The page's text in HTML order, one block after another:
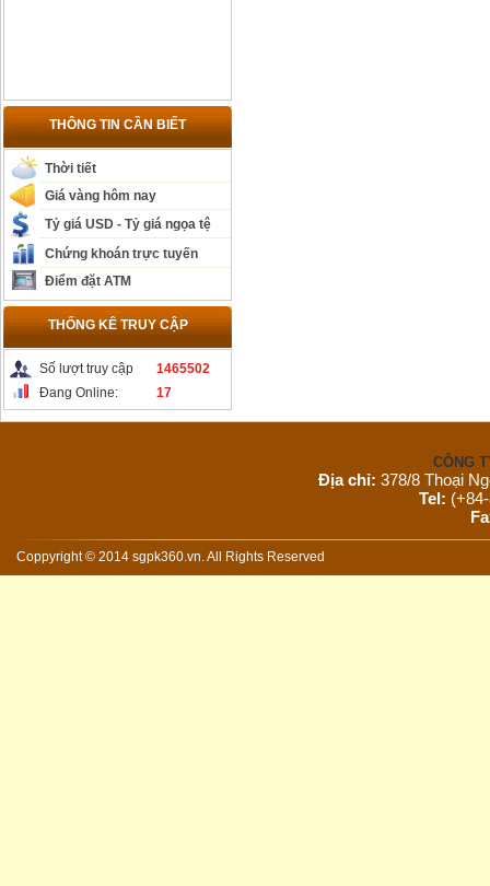
THÔNG TIN CẦN BIẾT
Thời tiết
Giá vàng hôm nay
Tỷ giá USD - Tỷ giá ngọa tệ
Chứng khoán trực tuyến
Điểm đặt ATM
THỐNG KÊ TRUY CẬP
Số lượt truy cập
1465502
Đang Online:
17
CÔNG
Địa chỉ: 378/8 Thoại
Tel:
Email:
Coppyright © 2014 sgpk360.vn. All Rights Reserved